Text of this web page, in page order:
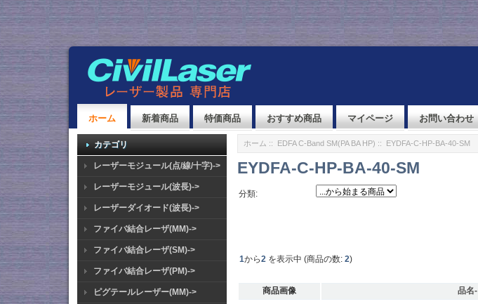
ホーム 新着商品 特価商品 おすすめ商品 マイページ お問い合わせ
カテゴリ
レーザーモジュール(点/線/十字)->
レーザーモジュール(波長)->
レーザーダイオード(波長)->
ファイバ結合レーザ(MM)->
ファイバ結合レーザ(SM)->
ファイバ結合レーザ(PM)->
ピグテールレーザー(MM)->
ホーム :: EDFA C-Band SM(PA BA HP) :: EYDFA-C-HP-BA-40-SM
EYDFA-C-HP-BA-40-SM
分類:
1から2を表示中 (商品の数: 2)
商品画像 品名-